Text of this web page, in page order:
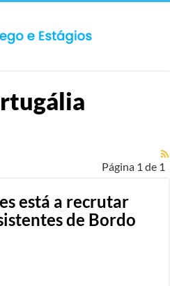
Página 1 de 1
está a recrutar
de Bordo